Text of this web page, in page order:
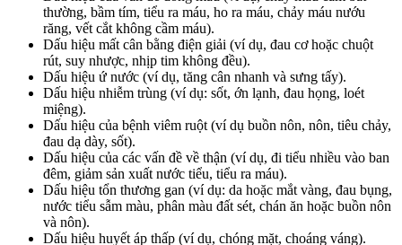
thường, bầm tím, tiểu ra máu, ho ra máu, chảy máu nướu
răng, vết cắt không cầm máu).
Dấu hiệu mất cân bằng điện giải (ví dụ, đau cơ hoặc chuột
rút, suy nhược, nhịp tim không đều).
Dấu hiệu ứ nước (ví dụ, tăng cân nhanh và sưng tấy).
Dấu hiệu nhiễm trùng (ví dụ: sốt, ớn lạnh, đau họng, loét
miệng).
Dấu hiệu của bệnh viêm ruột (ví dụ buồn nôn, nôn, tiêu chảy,
đau dạ dày, sốt).
Dấu hiệu của các vấn đề về thận (ví dụ, đi tiểu nhiều vào ban
đêm, giảm sản xuất nước tiểu, tiểu ra máu).
Dấu hiệu tổn thương gan (ví dụ: da hoặc mắt vàng, đau bụng,
nước tiểu sẫm màu, phân màu đất sét, chán ăn hoặc buồn nôn
và nôn).
Dấu hiệu huyết áp thấp (ví dụ, chóng mặt, choáng váng).